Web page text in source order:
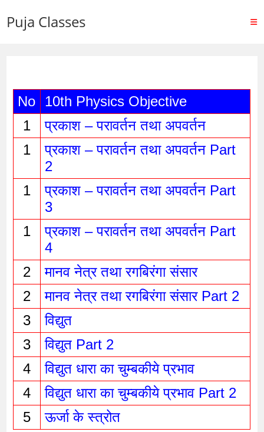
Puja Classes
No
10th Physics Objective
1
प्रकाश – परावर्तन तथा अपवर्तन
1
प्रकाश – परावर्तन तथा अपवर्तन Part
2
1
प्रकाश – परावर्तन तथा अपवर्तन Part
3
1
प्रकाश – परावर्तन तथा अपवर्तन Part
4
2
मानव नेत्र तथा रगबिरंगा संसार
2
मानव नेत्र तथा रगबिरंगा संसार Part 2
3
विद्युत
3
विद्युत Part 2
4
विद्युत धारा का चुम्बकीये प्रभाव
4
विद्युत धारा का चुम्बकीये प्रभाव Part 2
5
ऊर्जा के स्त्रोत